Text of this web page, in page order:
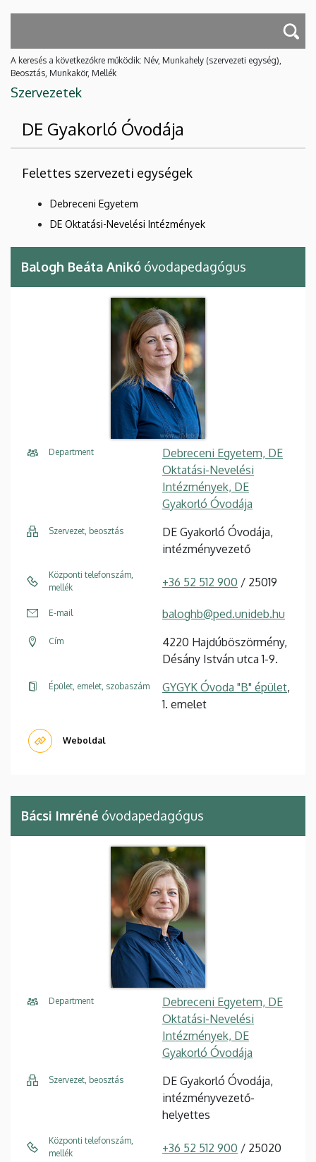
A keresés a következőkre működik: Név, Munkahely (szervezeti egység),
Beosztás, Munkakör, Mellék
Szervezetek
DE Gyakorló Óvodája
Felettes szervezeti egységek
Debreceni Egyetem
DE Oktatási-Nevelési Intézmények
Balogh Beáta Anikó óvodapedagógus
Department
Debreceni Egyetem, DE
Oktatási-Nevelési
Intézmények, DE
Gyakorló Óvodája
Szervezet, beosztás
DE Gyakorló Óvodája,
intézményvezető
Központi telefonszám,
mellék
+36 52 512 900 / 25019
E-mail baloghb@ped.unideb.hu
Cím
4220 Hajdúböszörmény,
Désány István utca 1-9.
Épület, emelet, szobaszám GYGYK Óvoda "B" épület,
1. emelet
Weboldal
Bácsi Imréné óvodapedagógus
Department
Debreceni Egyetem, DE
Oktatási-Nevelési
Intézmények, DE
Gyakorló Óvodája
Szervezet, beosztás
DE Gyakorló Óvodája,
intézményvezető-
helyettes
Központi telefonszám,
mellék
+36 52 512 900 / 25020